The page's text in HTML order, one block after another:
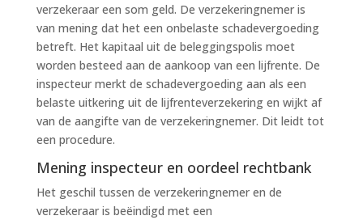
verzekeraar een som geld. De verzekeringnemer is
van mening dat het een onbelaste schadevergoeding
betreft. Het kapitaal uit de beleggingspolis moet
worden besteed aan de aankoop van een lijfrente. De
inspecteur merkt de schadevergoeding aan als een
belaste uitkering uit de lijfrenteverzekering en wijkt af
van de aangifte van de verzekeringnemer. Dit leidt tot
een procedure.
Mening inspecteur en oordeel rechtbank
Het geschil tussen de verzekeringnemer en de
verzekeraar is beëindigd met een